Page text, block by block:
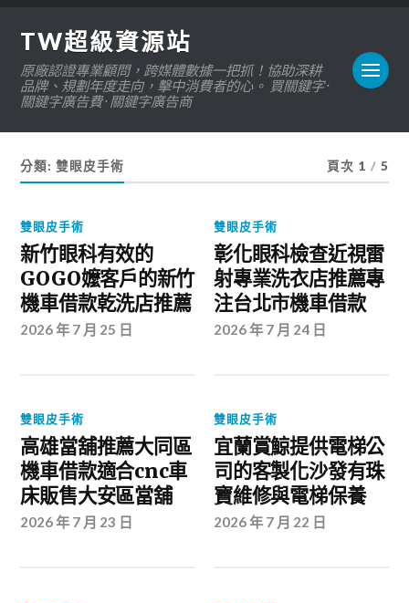
TW超級資源站
原廠認證專業顧問，跨媒體數據一把抓！協助深耕
品牌、規劃年度走向，擊中消費者的心。 買關鍵字 ·
關鍵字廣告費 · 關鍵字廣告商
分類:雙眼皮手術 頁次 1 / 5
雙眼皮手術
新竹眼科有效的
GOGO嬤客戶的新竹
機車借款乾洗店推薦
2026 年 7 月 25 日
雙眼皮手術
彰化眼科檢查近視雷
射專業洗衣店推薦專
注台北市機車借款
2026 年 7 月 24 日
雙眼皮手術
高雄當舖推薦大同區
機車借款適合cnc車
床販售大安區當舖
2026 年 7 月 23 日
雙眼皮手術
宜蘭賞鯨提供電梯公
司的客製化沙發有珠
寶維修與電梯保養
2026 年 7 月 22 日